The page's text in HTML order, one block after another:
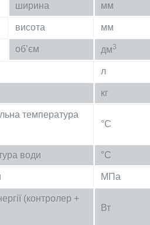
ширина мм
висота мм
об’єм дм3
л
кг
температура
°C
води °C
МПа
(контролер +
Вт